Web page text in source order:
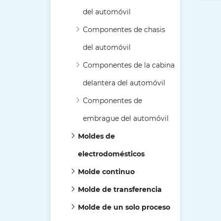
del automóvil
Componentes de chasis
del automóvil
Componentes de la cabina
delantera del automóvil
Componentes de
embrague del automóvil
Moldes de
electrodomésticos
Molde continuo
Molde de transferencia
Molde de un solo proceso